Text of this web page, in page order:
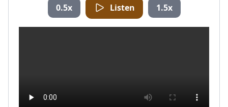
0.5x Listen 1.5x